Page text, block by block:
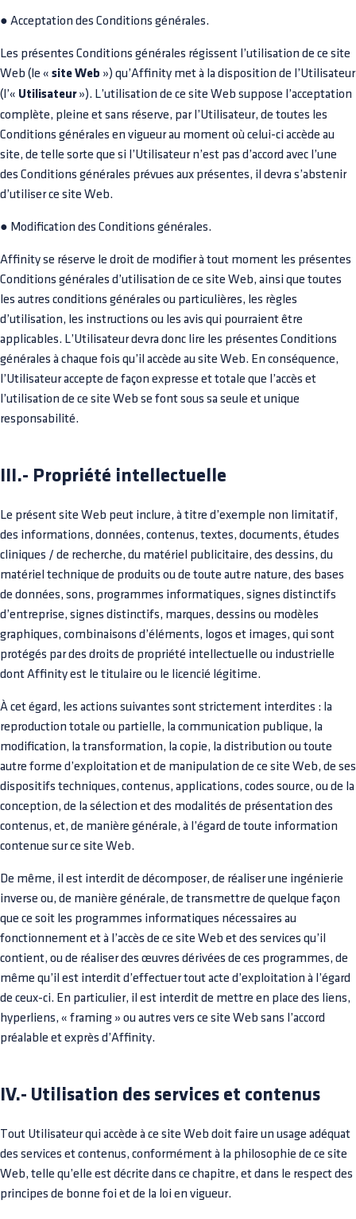
● Acceptation des Conditions générales.
Les présentes Conditions générales régissent l’utilisation de ce site
Web (le « site Web ») qu’Affinity met à la disposition de l’Utilisateur
(l’« Utilisateur»). L’utilisation de ce site Web suppose l’acceptation
complète, pleine et sans réserve, par l’Utilisateur, de toutes les
Conditions générales en vigueur au moment où celui-ci accède au
site, de telle sorte que si l’Utilisateur n’est pas d’accord avec l’une
des Conditions générales prévues aux présentes, il devra s’abstenir
d’utiliser ce site Web.
● Modification des Conditions générales.
Affinity se réserve le droit de modifier à tout moment les présentes
Conditions générales d’utilisation de ce site Web, ainsi que toutes
les autres conditions générales ou particulières, les règles
d’utilisation, les instructions ou les avis qui pourraient être
applicables. L’Utilisateur devra donc lire les présentes Conditions
générales à chaque fois qu’il accède au site Web. En conséquence,
l’Utilisateur accepte de façon expresse et totale que l’accès et
l’utilisation de ce site Web se font sous sa seule et unique
responsabilité.
III.- Propriété intellectuelle
Le présent site Web peut inclure, à titre d’exemple non limitatif,
des informations, données, contenus, textes, documents, études
cliniques / de recherche, du matériel publicitaire, des dessins, du
matériel technique de produits ou de toute autre nature, des bases
de données, sons, programmes informatiques, signes distinctifs
d’entreprise, signes distinctifs, marques, dessins ou modèles
graphiques, combinaisons d’éléments, logos et images, qui sont
protégés par des droits de propriété intellectuelle ou industrielle
dont Affinity est le titulaire ou le licencié légitime.
À cet égard, les actions suivantes sont strictement interdites : la
reproduction totale ou partielle, la communication publique, la
modification, la transformation, la copie, la distribution ou toute
autre forme d’exploitation et de manipulation de ce site Web, de ses
dispositifs techniques, contenus, applications, codes source, ou de la
conception, de la sélection et des modalités de présentation des
contenus, et, de manière générale, à l’égard de toute information
contenue sur ce site Web.
De même, il est interdit de décomposer, de réaliser une ingénierie
inverse ou, de manière générale, de transmettre de quelque façon
que ce soit les programmes informatiques nécessaires au
fonctionnement et à l’accès de ce site Web et des services qu’il
contient, ou de réaliser des œuvres dérivées de ces programmes, de
même qu’il est interdit d’effectuer tout acte d’exploitation à l’égard
de ceux-ci. En particulier, il est interdit de mettre en place des liens,
hyperliens, « framing » ou autres vers ce site Web sans l’accord
préalable et exprès d’Affinity.
IV.- Utilisation des services et contenus
Tout Utilisateur qui accède à ce site Web doit faire un usage adéquat
des services et contenus, conformément à la philosophie de ce site
Web, telle qu’elle est décrite dans ce chapitre, et dans le respect des
principes de bonne foi et de la loi en vigueur.